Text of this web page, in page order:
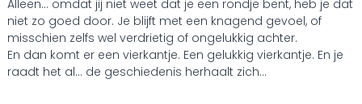
Alleen… omdat jij niet weet dat je een rondje bent, heb je dat
niet zo goed door. Je blijft met een knagend gevoel, of
misschien zelfs wel verdrietig of ongelukkig achter.
En dan komt er een vierkantje. Een gelukkig vierkantje. En je
raadt het al… de geschiedenis herhaalt zich…